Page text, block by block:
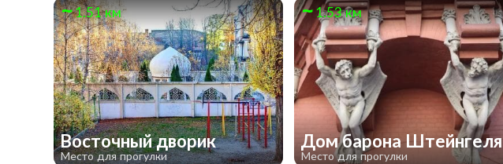
1.51 км
Восточный дворик
Место для прогулки
1.53 км
Дом барона Штейнгеля
Место для прогулки